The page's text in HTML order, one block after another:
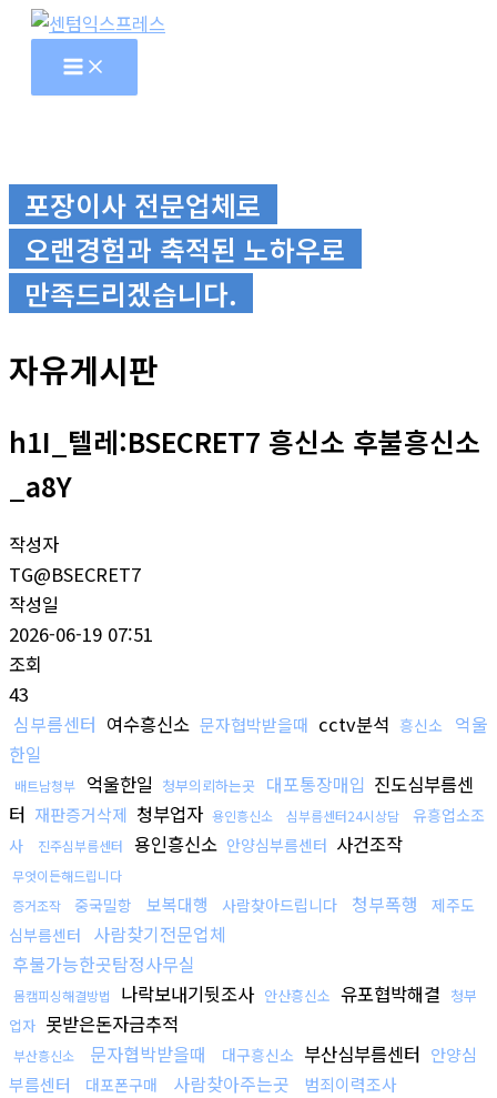
기
포장이사 전문업체로
오랜경험과 축적된 노하우로
만족드리겠습니다.
자유게시판
h1I_텔레:BSECRET7 흥신소 후불흥신소
_a8Y
작성자
TG@BSECRET7
작성일
2026-06-19 07:51
조회
43
심부름센터 여수흥신소 문자협박받을때 cctv분석 흥신소
억울
한일
배트남청부 억울한일 청부의뢰하는곳 대포통장매입 진도심부름센
터 재판증거삭제 청부업자 용인흥신소 심부름센터24시상담
유흥업소조
사
진주심부름센터 용인흥신소 안양심부름센터 사건조작
무엇이든해드립니다
증거조작
중국밀항 보복대행 사람찾아드립니다 청부폭행
제주도
심부름센터
사람찾기전문업체
후불가능한곳탐정사무실
몸캠피싱해결방법 나락보내기뒷조사 안산흥신소 유포협박해결 청부
업자 못받은돈자금추적
부산흥신소 문자협박받을때 대구흥신소 부산심부름센터 안양심
부름센터
대포폰구매 사람찾아주는곳 범죄이력조사